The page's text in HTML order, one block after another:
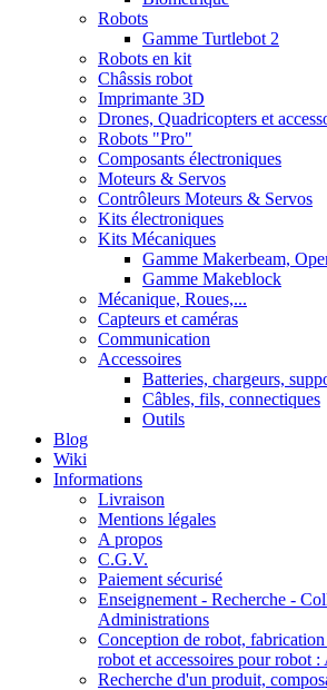
Robots
Gamme Turtlebot 2
Robots en kit
Châssis robot
Imprimante 3D
Drones, Quadricopters et
Robots "Pro"
Composants électroniques
Moteurs & Servos
Contrôleurs Moteurs & Servos
Kits électroniques
Kits Mécaniques
Gamme Makerbeam,
Gamme Makeblock
Mécanique, Roues,...
Capteurs et caméras
Communication
Accessoires
Batteries, chargeurs,
Câbles, fils, connectiques
Outils
Blog
Wiki
Informations
Livraison
Mentions légales
A propos
C.G.V.
Paiement sécurisé
Enseignement - Recherche -
Administrations
Conception de robot,
robot et accessoires pour robot :
Recherche d'un produit,